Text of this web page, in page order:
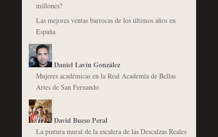
millones?
Las mejores ventas barrocas de los últimos años en
España
Daniel Lavín González
Mujeres académicas en la Real Academia de Bellas
Artes de San Fernando
David Bueso Peral
La pintura mural de la escalera de las Descalzas Reales